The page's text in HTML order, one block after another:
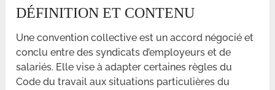
DÉFINITION ET CONTENU
Une convention collective est un accord négocié et
conclu entre des syndicats d’employeurs et de
salariés. Elle vise à adapter certaines règles du
Code du travail aux situations particulières du